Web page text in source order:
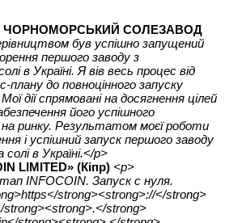
ЧОРНОМОРСЬКИЙ СОЛЕЗАВОД
був успішно запущений
першого заводу з
в Україні. Я вів весь процес від
плану до повноцінного запуску
дії спрямовані на досягнення цілей
його успішного
ринку. Результатом моєї роботи
і успішний запуск першого заводу
в Україні.</p>
LIMITED» (Кіпр) <p>
INFOCOIN. Запуск с нуля.
strong><strong>://</strong>
strong>